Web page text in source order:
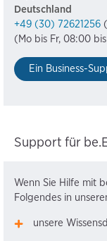
Deutschland
+49 (30) 72621256
(Mo bis Fr, 08:00
Ein Business-
Support für
Wenn Sie Hilfe mit
Folgendes in
unsere